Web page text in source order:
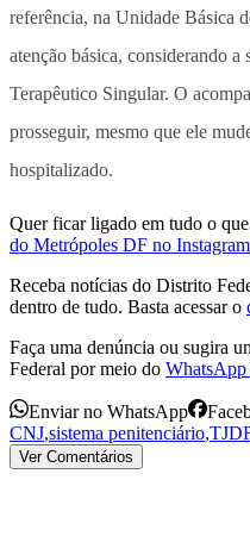
referência, na Unidade Básica
atenção básica, considerando
Terapêutico Singular. O
prosseguir, mesmo que ele
hospitalizado.
Quer ficar ligado em tudo o
do Metrópoles DF no Instagram
Receba notícias do Distrito
dentro de tudo. Basta acessar o
Faça uma denúncia ou sugira
Federal por meio do
Enviar no WhatsApp
CNJ,sistema penitenciário,
Ver Comentários